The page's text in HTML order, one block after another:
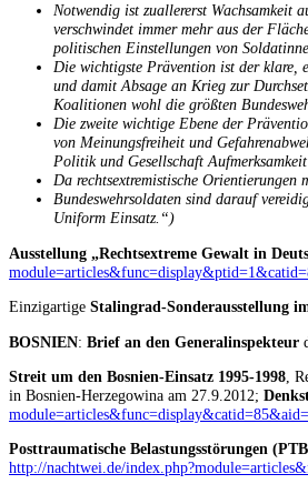
Notwendig ist zuallererst Wachsamkeit
verschwindet immer mehr aus der
politischen Einstellungen von
Die wichtigste Prävention ist der klare,
und damit Absage an Krieg zur
Koalitionen wohl die größten
Die zweite wichtige Ebene der
von Meinungsfreiheit und
Politik und Gesellschaft
Da rechtsextremistische Orientierungen
Bundeswehrsoldaten sind darauf
Uniform Einsatz.“)
Ausstellung „Rechtsextreme Gewalt in
Einzigartige Stalingrad-Sonderausstellung
BOSNIEN: Brief an den Generalinspekteur
Streit um den Bosnien-Einsatz 1995-1998 ,
in Bosnien-Herzegowina am 27.9.2012;
Posttraumatische Belastungsstörungen
http://nachtwei.de/